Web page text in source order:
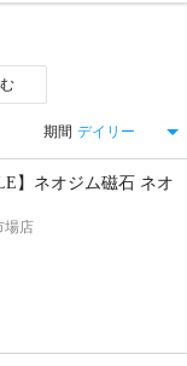
期間
】ネオジム磁石 ネオ
場店